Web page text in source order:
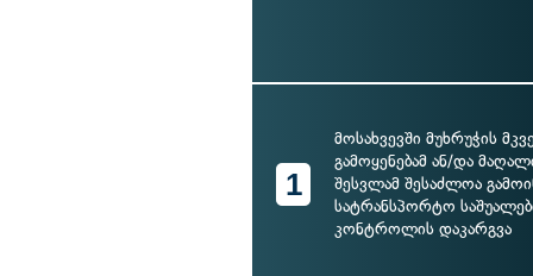
1
მოსახვევში მუხრუჭის
გამოყენებამ ან/და
შესვლამ შესაძლოა
სატრანსპორტო
კონტროლის დაკარგვა